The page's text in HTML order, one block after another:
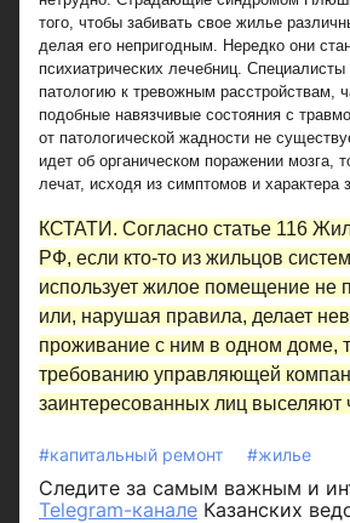
того, чтобы забивать свое жилье
делая его непригодным. Нередко они
психиатрических лечебниц. Специалисты
патологию к тревожным расстройствам,
подобные навязчивые состояния с
от патологической жадности не
идет об органическом поражении мозга,
лечат, исходя из симптомов и характера
КСТАТИ. Согласно статье 116
РФ, если кто-то из жильцов
использует жилое помещение не
или, нарушая правила, делает
проживание с ним в одном доме,
требованию управляющей
заинтересованных лиц выселяют
#капитальный ремонт #жилье
Следите за самым важным и
Telegram-канале Казанских